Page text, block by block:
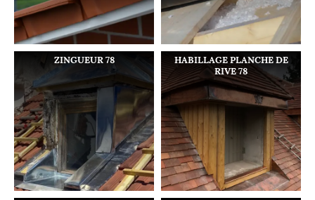
ZINGUEUR 78
HABILLAGE PLANCHE DE
RIVE 78